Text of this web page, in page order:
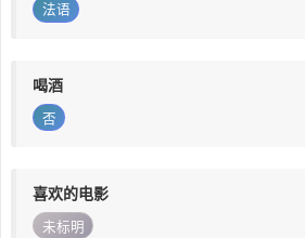
法语
喝酒
否
喜欢的电影
未标明